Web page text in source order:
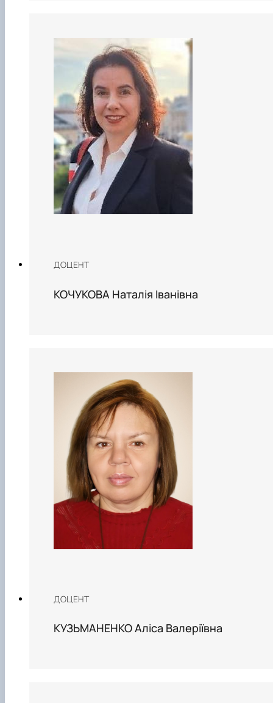
ДОЦЕНТ
КОЧУКОВА Наталія Іванівна
ДОЦЕНТ
КУЗЬМАНЕНКО Аліса Валеріївна